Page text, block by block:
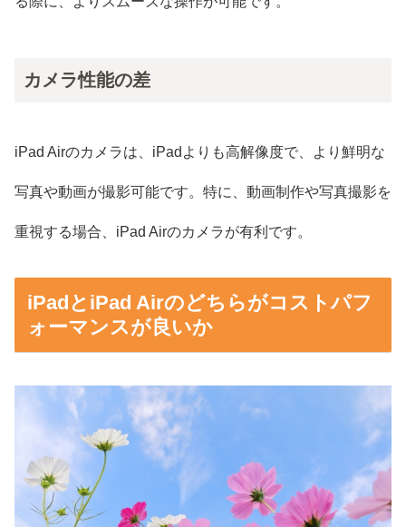
カメラ性能の差
iPad Airのカメラは、iPadよりも高解像度で、より鮮明な
写真や動画が撮影可能です。特に、動画制作や写真撮影を
重視する場合、iPad Airのカメラが有利です。
iPadとiPad Airのどちらがコストパフ
ォーマンスが良いか